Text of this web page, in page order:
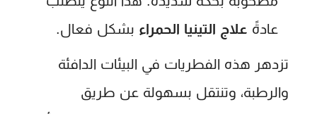
عادةً علاج التينيا الحمراء بشكل فعال.
تزدهر هذه الفطريات في البيئات الدافئة
والرطبة، وتنتقل بسهولة عن طريق